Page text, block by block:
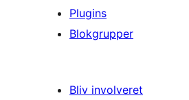
Plugins
Blokgrupper
Bliv involveret